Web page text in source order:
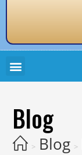
Blog
> Blog >